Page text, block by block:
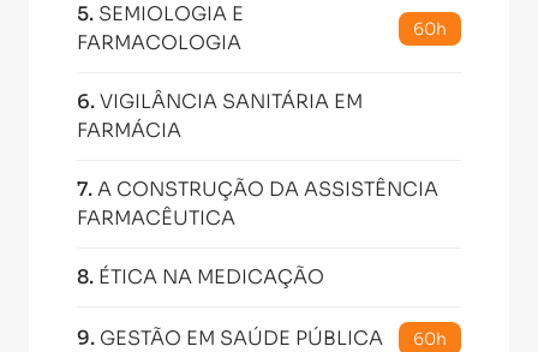
5. SEMIOLOGIA E
FARMACOLOGIA
60h
6.VIGILÂNCIA SANITÁRIA EM
FARMÁCIA
7.A CONSTRUÇÃO DA ASSISTÊNCIA
FARMACÊUTICA
8. ÉTICA NA MEDICAÇÃO
9. GESTÃO EM SAÚDE PÚBLICA 60h